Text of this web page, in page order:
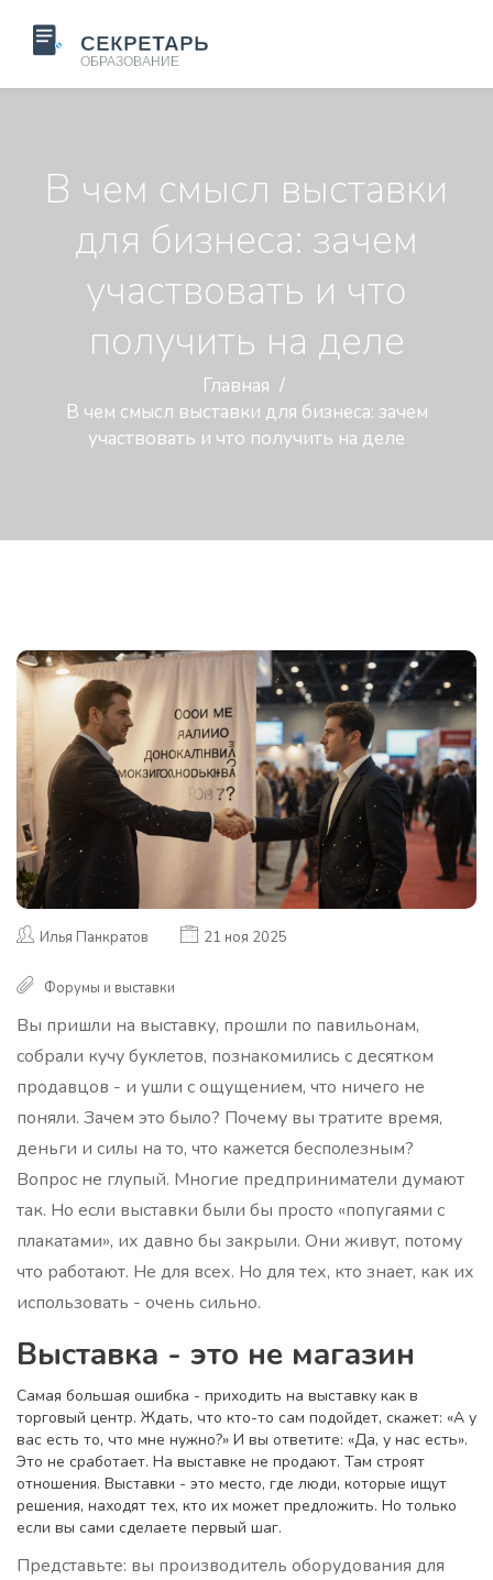
В чем смысл выставки
для бизнеса: зачем
участвовать и что
получить на деле
Главная
В чем смысл выставки для бизнеса: зачем
участвовать и что получить на деле
Илья Панкратов 21 ноя 2025
Форумы и выставки
Вы пришли на выставку, прошли по павильонам,
собрали кучу буклетов, познакомились с десятком
продавцов - и ушли с ощущением, что ничего не
поняли. Зачем это было? Почему вы тратите время,
деньги и силы на то, что кажется бесполезным?
Вопрос не глупый. Многие предприниматели думают
так. Но если выставки были бы просто «попугаями с
плакатами», их давно бы закрыли. Они живут, потому
что работают. Не для всех. Но для тех, кто знает, как их
использовать - очень сильно.
Выставка - это не магазин
Самая большая ошибка - приходить на выставку как в
торговый центр. Ждать, что кто-то сам подойдет, скажет: «А у
вас есть то, что мне нужно?» И вы ответите: «Да, у нас есть».
Это не сработает. На выставке не продают. Там строят
отношения. Выставки - это место, где люди, которые ищут
решения, находят тех, кто их может предложить. Но только
если вы сами сделаете первый шаг.
Представьте: вы производитель оборудования для